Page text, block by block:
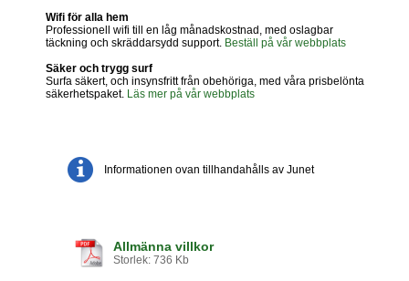
Wifi för alla hem
Professionell wifi till en låg månadskostnad, med oslagbar
täckning och skräddarsydd support. Beställ på vår webbplats
Säker och trygg surf
Surfa säkert, och insynsfritt från obehöriga, med våra prisbelönta
säkerhetspaket. Läs mer på vår webbplats
Informationen ovan tillhandahålls av Junet
Allmänna villkor
Storlek: 736 Kb